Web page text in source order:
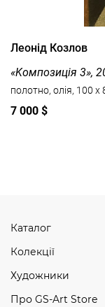
Леонід Козлов
«Kомпозиція 3»,
полотно, олія, 100 x
7 000 $
Каталог
Колекції
Художники
Про GS-Art Store